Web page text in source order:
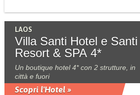
LAOS
Villa Santi Hotel e Santi
Resort & SPA 4*
Un boutique hotel 4* con 2 strutture, in
città e fuori
Scopri l'Hotel »